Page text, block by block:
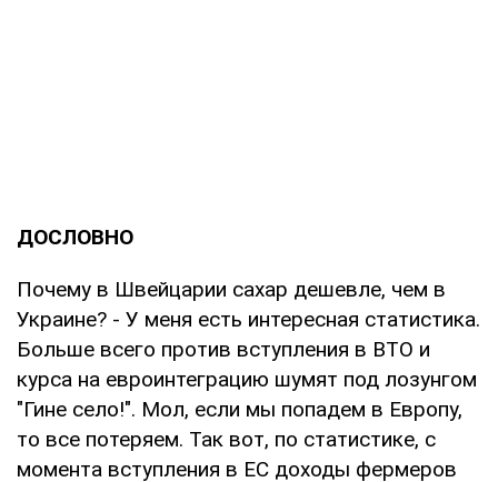
ДОСЛОВНО
Почему в Швейцарии сахар дешевле, чем в
Украине? - У меня есть интересная статистика.
Больше всего против вступления в ВТО и
курса на евроинтеграцию шумят под лозунгом
"Гине село!". Мол, если мы попадем в Европу,
то все потеряем. Так вот, по статистике, с
момента вступления в ЕС доходы фермеров